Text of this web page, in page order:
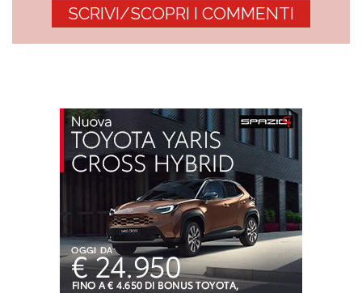
SCRIVI/SCOPRI I COMMENTI